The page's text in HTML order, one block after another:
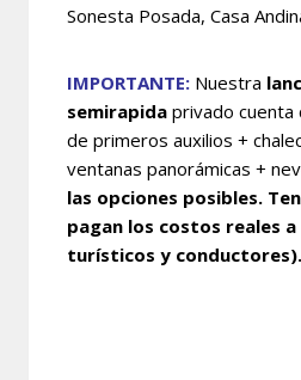
Sonesta Posada, Casa
IMPORTANTE: Nuestra
semirapida privado cuenta
de primeros auxilios +
ventanas panorámicas +
las opciones posibles.
pagan los costos reales
turísticos y